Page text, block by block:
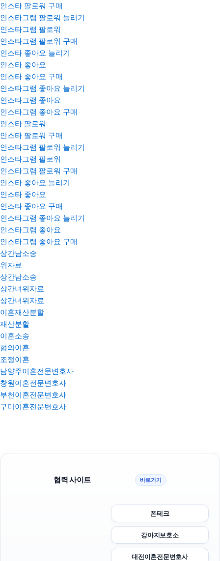
인스타 팔로워 구매
인스타그램 팔로워 늘리기
인스타그램 팔로워
인스타그램 팔로워 구매
인스타 좋아요 늘리기
인스타 좋아요
인스타 좋아요 구매
인스타그램 좋아요 늘리기
인스타그램 좋아요
인스타그램 좋아요 구매
인스타 팔로워
인스타 팔로워 구매
인스타그램 팔로워 늘리기
인스타그램 팔로워
인스타그램 팔로워 구매
인스타 좋아요 늘리기
인스타 좋아요
인스타 좋아요 구매
인스타그램 좋아요 늘리기
인스타그램 좋아요
인스타그램 좋아요 구매
상간남소송
위자료
상간남소송
상간녀위자료
상간녀위자료
이혼재산분할
재산분할
이혼소송
협의이혼
조정이혼
남양주이혼전문변호사
창원이혼전문변호사
부천이혼전문변호사
구미이혼전문변호사
협력 사이트 바로가기
폰테크
강아지보호소
대전이혼전문변호사